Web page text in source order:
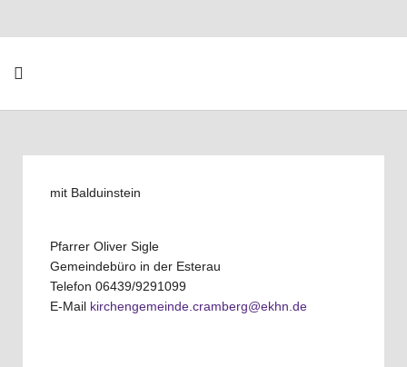
mit Balduinstein
Pfarrer Oliver Sigle
Gemeindebüro in der Esterau
Telefon 06439/9291099
E-Mail kirchengemeinde.cramberg@ekhn.de